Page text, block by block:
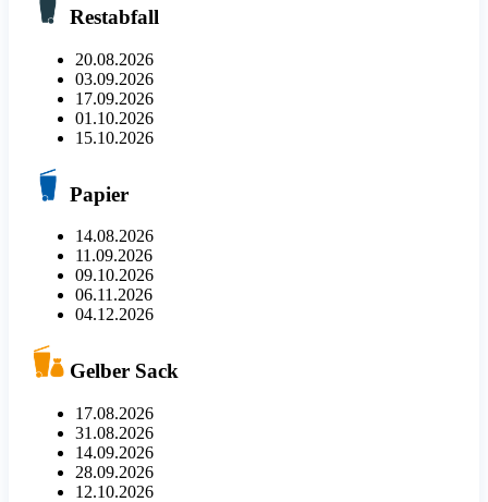
Restabfall
20.08.2026
03.09.2026
17.09.2026
01.10.2026
15.10.2026
Papier
14.08.2026
11.09.2026
09.10.2026
06.11.2026
04.12.2026
Gelber Sack
17.08.2026
31.08.2026
14.09.2026
28.09.2026
12.10.2026